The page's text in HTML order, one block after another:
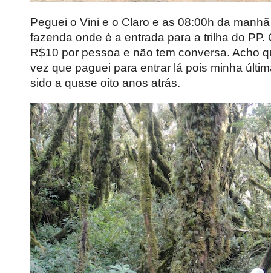
Peguei o Vini e o Claro e as 08:00h da
fazenda onde é a entrada para a trilha do PP.
R$10 por pessoa e não tem conversa. Acho
vez que paguei para entrar lá pois minha
sido a quase oito anos atrás.